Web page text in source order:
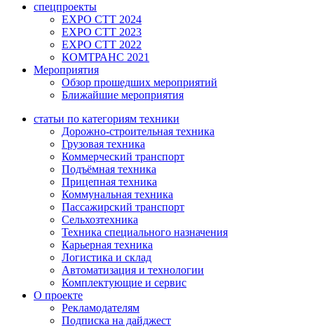
спецпроекты
EXPO CTT 2024
EXPO CTT 2023
EXPO CTT 2022
КОМТРАНС 2021
Мероприятия
Обзор прошедших мероприятий
Ближайшие мероприятия
статьи по категориям техники
Дорожно-строительная техника
Грузовая техника
Коммерческий транспорт
Подъёмная техника
Прицепная техника
Коммунальная техника
Пассажирский транспорт
Сельхозтехника
Техника специального назначения
Карьерная техника
Логистика и склад
Автоматизация и технологии
Комплектующие и сервис
О проекте
Рекламодателям
Подписка на дайджест